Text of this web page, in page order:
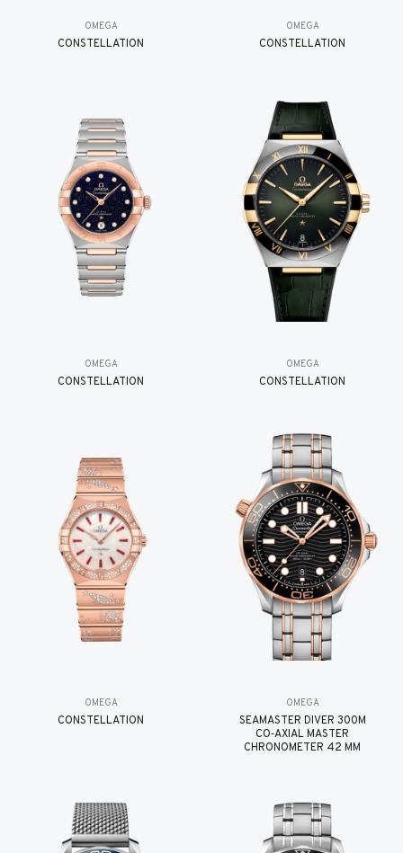
OMEGA
CONSTELLATION
OMEGA
CONSTELLATION
OMEGA
CONSTELLATION
OMEGA
CONSTELLATION
OMEGA
CONSTELLATION
OMEGA
SEAMASTER DIVER 300M
CO‑AXIAL MASTER
CHRONOMETER 42 MM